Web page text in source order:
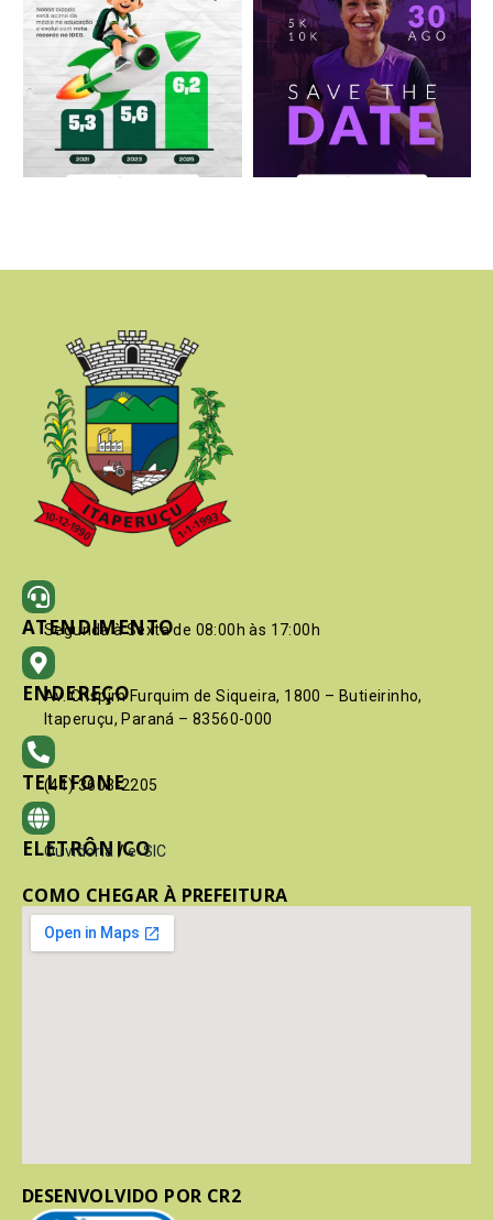
ATENDIMENTO
Segunda à Sexta de 08:00h às 17:00h
ENDEREÇO
Av. Crispim Furquim de Siqueira, 1800 – Butieirinho,
Itaperuçu, Paraná – 83560-000
TELEFONE
(41) 3603-2205
ELETRÔNICO
Ouvidoria / e-SIC
COMO CHEGAR À PREFEITURA
DESENVOLVIDO POR CR2